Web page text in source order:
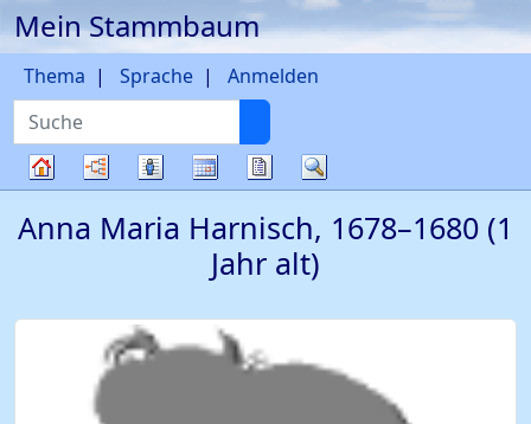
Weiter zu Hauptseite
Mein Stammbaum
Suche
Thema Sprache Anmelden
Diagramme
Listen KalenderBerichte
Anna Maria Harnisch, 1678–1680 (1
Jahr alt)